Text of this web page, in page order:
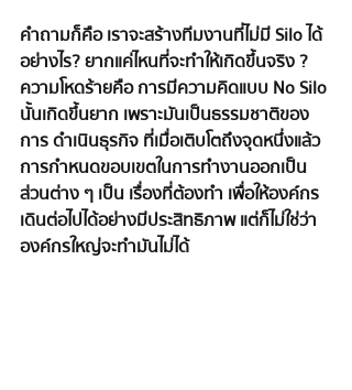
คําถามก็คือ เราจะสร้างทีมงานที่ไม่มี Silo ได้
อย่างไร? ยากแค่ไหนที่จะทําให้เกิดขึ้นจริง ?
ความโหดร้ายคือ การมีความคิดแบบ No Silo
นั้นเกิดขึ้นยาก เพราะมันเป็นธรรมชาติของ
การ ดําเนินธุรกิจ ที่เมื่อเติบโตถึงจุดหนึ่งแล้ว
การกําหนดขอบเขตในการทํางานออกเป็น
ส่วนต่าง ๆ เป็น เรื่องที่ต้องทํา เพื่อให้องค์กร
เดินต่อไปได้อย่างมีประสิทธิภาพ แต่ก็ไม่ใช่ว่า
องค์กรใหญ่จะทํามันไม่ได้